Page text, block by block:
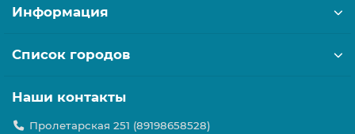
Информация
Список городов
Наши контакты
Пролетарская 251 (89198658528)